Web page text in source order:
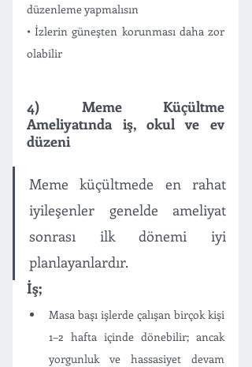
düzenleme yapmalısın
• İzlerin güneşten korunması daha zor
olabilir
4) Meme Küçültme
Ameliyatında iş, okul ve ev
düzeni
Meme küçültmede en rahat
iyileşenler genelde ameliyat
sonrası ilk dönemi iyi
planlayanlardır.
İş;
Masa başı işlerde çalışan birçok kişi
1–2 hafta içinde dönebilir; ancak
yorgunluk ve hassasiyet devam